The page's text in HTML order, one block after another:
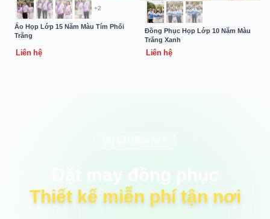
+2
Áo Họp Lớp 15 Năm Màu Tím Phối
Trắng
Liên hệ
Đồng Phục Họp Lớp 10 Năm Màu
Trắng Xanh
Liên hệ
Thiết kế miễn phí tận nơi